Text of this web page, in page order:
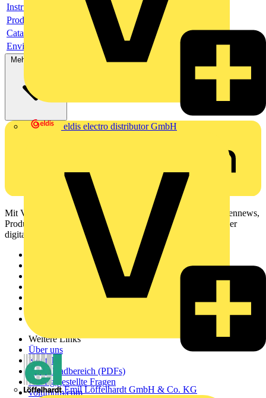
eldis electro distributor GmbH
Emil Löffelhardt GmbH & Co. KG
Instruction sheet
Product data sheet
Catalogue
Environmental compliance declaration
Mehr anzeigen
Mit Voltimum erhalten Elektrofachkräfte Zugang zu Branchennews,
Produktinformationen, Schulungen und Tools – alles auf einer
digitalen Plattform und Community.
Weitere Links
Über uns
Kontakt
Downloadbereich (PDFs)
Häufig gestellte Fragen
voltimum.com